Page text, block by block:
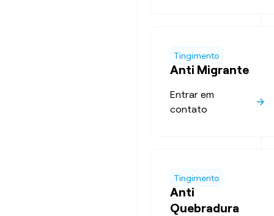
Tingimento
Anti Migrante
Entrar em
contato
Tingimento
Anti
Quebradura